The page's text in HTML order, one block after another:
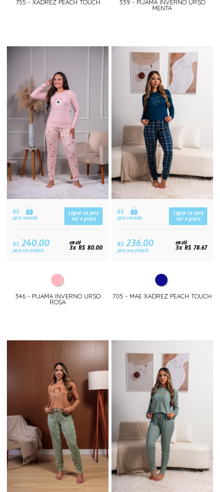
755 - XADREZ PEACH TOUCH 339 - PIJAMA INVERNO URSO
MENTA
R$
para revenda
Logue-se para
ver o preço
R$240,00
para uso próprio
em até
3x R$ 80,00
346 - PIJAMA INVERNO URSO
ROSA
R$
para revenda
Logue-se para
ver o preço
R$236,00
para uso próprio
em até
3x R$ 78,67
705 - MAE XADREZ PEACH TOUCH